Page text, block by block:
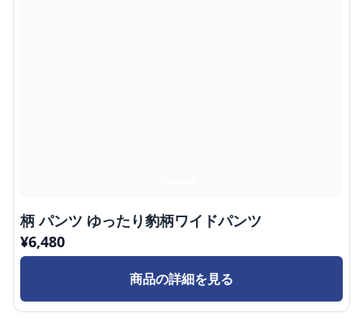
柄 パンツ ゆったり豹柄ワイドパンツ
¥6,480
商品の詳細を見る